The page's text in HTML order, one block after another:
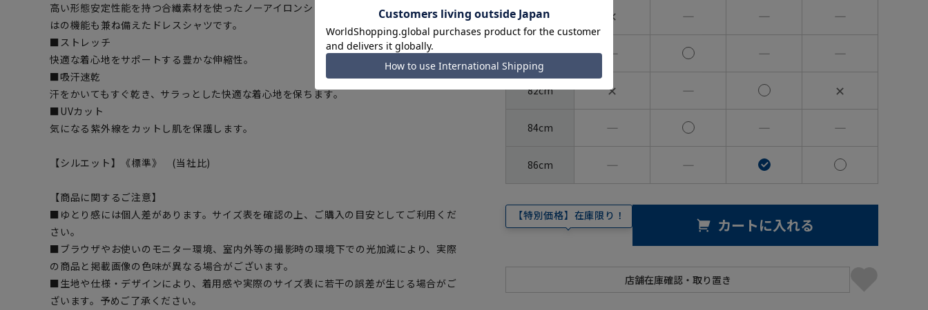
高い形態安定性能を持つ合繊素材を使ったノーアイロンシャツ。進化した合成繊維ならで
はの機能も兼ね備えたドレスシャツです。
■ストレッチ
快適な着心地をサポートする豊かな伸縮性。
■吸汗速乾
汗をかいてもすぐ乾き、サラっとした快適な着心地を保ちます。
■UVカット
気になる紫外線をカットし肌を保護します。
【シルエット】《標準》 (当社比)
【商品に関するご注意】
■ゆとり感には個人差があります。サイズ表を確認の上、ご購入の目安としてご利用くだ
さい。
■ブラウザやお使いのモニター環境、室内外等の撮影時の環境下での光加減により、実際
の商品と掲載画像の色味が異なる場合がございます。
■生地や仕様・デザインにより、着用感や実際のサイズ表に若干の誤差が生じる場合がご
ざいます。予めご了承ください。
78cm ✕ ― ― ―
80cm ― ― ―
82cm ✕ ― ✕
84cm ― ― ―
86cm ― ―
【特別価格】在庫限り！ カートに入れる